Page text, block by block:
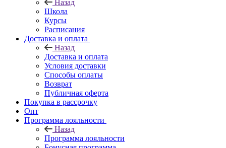
Назад
Школа
Курсы
Расписания
Доставка и оплата
Назад
Доставка и оплата
Условия доставки
Способы оплаты
Возврат
Публичная оферта
Покупка в рассрочку
Опт
Программа лояльности
Назад
Программа лояльности